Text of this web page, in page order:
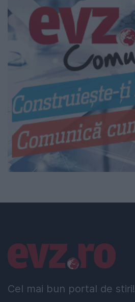
Cel mai bun portal de stiri!
Linkuri utile